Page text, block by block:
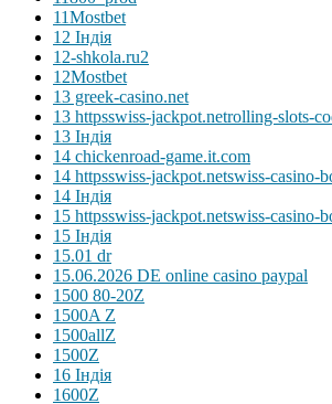
11Mostbet
12 Індія
12-shkola.ru2
12Mostbet
13 greek-casino.net
13 httpsswiss-jackpot.netrolling-slots-
13 Індія
14 chickenroad-game.it.com
14 httpsswiss-jackpot.netswiss-casino-
14 Індія
15 httpsswiss-jackpot.netswiss-casino-
15 Індія
15.01 dr
15.06.2026 DE online casino paypal
1500 80-20Z
1500A Z
1500allZ
1500Z
16 Індія
1600Z